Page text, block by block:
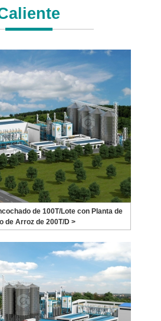
de 100T/Lote con Planta de
de Arroz de 200T/D >